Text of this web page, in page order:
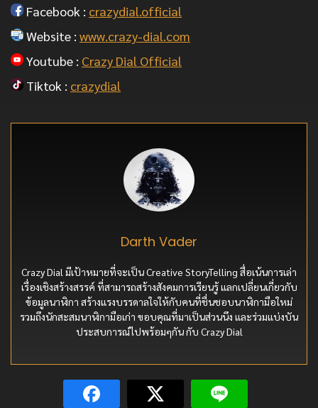
Facebook : crazydial.official
Website : www.crazy-dial.com
Youtube : Crazy Dial Official
Tiktok : crazydial
Darth Vader
Crazy Dial มีเป้าหมายที่จะเป็น Creative StoryTelling สื่อเน้นการเล่า
เรื่องเชิงสร้างสรรค์ ที่สามารถสร้างสังคมการเรียนรู้ แลกเปลี่ยนเกี่ยวกับ
ข้อมูลนาฬิกา สร้างแรงบรรดาลใจให้กับคนที่ชื่นชอบนาฬิกามือใหม่
รวมถึงนักสะสมนาฬิกามือเก่า ขอบคุณที่มาเป็นส่วนนึง และร่วมแบ่งบัน
ประสบการณ์ไปพร้อมๆกัน กับ Crazy Dial